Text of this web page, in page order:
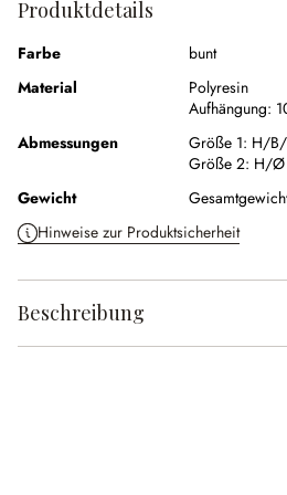
Produktdetails
Farbe
bunt
Material
Polyresin
Aufhängung:
Abmessungen
Größe 1: H/
Größe 2: H/Ø
Gewicht
Hinweise zur Produktsicherheit
Beschreibung